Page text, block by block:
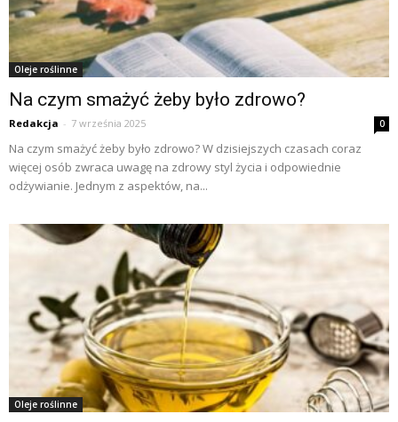
Oleje roślinne
Na czym smażyć żeby było zdrowo?
Redakcja - 7 września 2025 0
Na czym smażyć żeby było zdrowo? W dzisiejszych czasach coraz
więcej osób zwraca uwagę na zdrowy styl życia i odpowiednie
odżywianie. Jednym z aspektów, na...
Oleje roślinne